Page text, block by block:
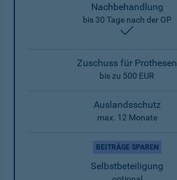
Nachbehandlung
bis 30 Tage nach der OP
Zuschuss für Prothesen
bis zu 500 EUR
Auslandsschutz
max. 12 Monate
BEITRÄGE SPAREN
Selbstbeteiligung